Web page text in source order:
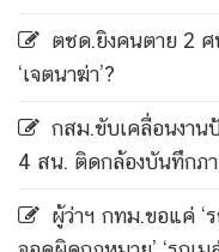
ตชด.ยิงคนตาย 2 ศ
‘เจตนาฆ่า’?
กสม.ขับเคลื่อนงาน
4 สน. ติดกล้องบันทึกภ
ผู้ว่าฯ กทม.ขอแค่ ‘ร